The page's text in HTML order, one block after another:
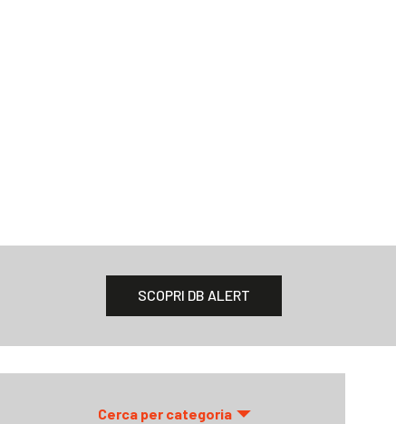
SCOPRI DB ALERT
Cerca per categoria